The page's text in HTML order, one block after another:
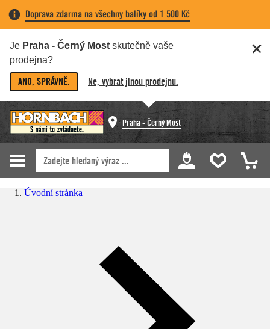
Doprava zdarma na všechny balíky od 1 500 Kč
Je Praha - Černý Most skutečně vaše
prodejna?
ANO, SPRÁVNĚ. Ne, vybrat jinou prodejnu.
Praha - Černý Most
Úvodní stránka